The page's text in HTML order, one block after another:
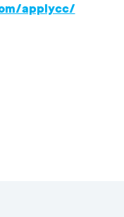
applycc/